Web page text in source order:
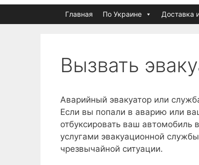
Главная По Украине Доставка
Вызвать
Аварийный эвакуатор или
Если вы попали в аварию или
отбуксировать ваш автомобиль
услугами эвакуационной
чрезвычайной ситуации.